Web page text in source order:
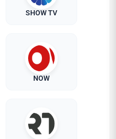
SHOW TV
NOW